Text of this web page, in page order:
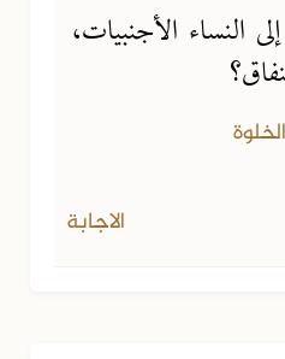
النساء الأجنبيات،
الاجابة